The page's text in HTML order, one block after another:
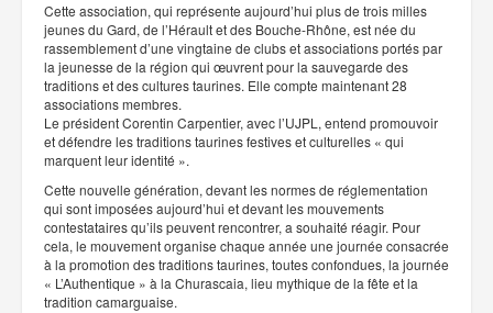
Cette association, qui représente aujourd’hui plus de trois milles
jeunes du Gard, de l’Hérault et des Bouche-Rhône, est née du
rassemblement d’une vingtaine de clubs et associations portés par
la jeunesse de la région qui œuvrent pour la sauvegarde des
traditions et des cultures taurines. Elle compte maintenant 28
associations membres.
Le président Corentin Carpentier, avec l’UJPL, entend promouvoir
et défendre les traditions taurines festives et culturelles « qui
marquent leur identité ».
Cette nouvelle génération, devant les normes de réglementation
qui sont imposées aujourd’hui et devant les mouvements
contestataires qu’ils peuvent rencontrer, a souhaité réagir. Pour
cela, le mouvement organise chaque année une journée consacrée
à la promotion des traditions taurines, toutes confondues, la journée
« L’Authentique » à la Churascaia, lieu mythique de la fête et la
tradition camarguaise.